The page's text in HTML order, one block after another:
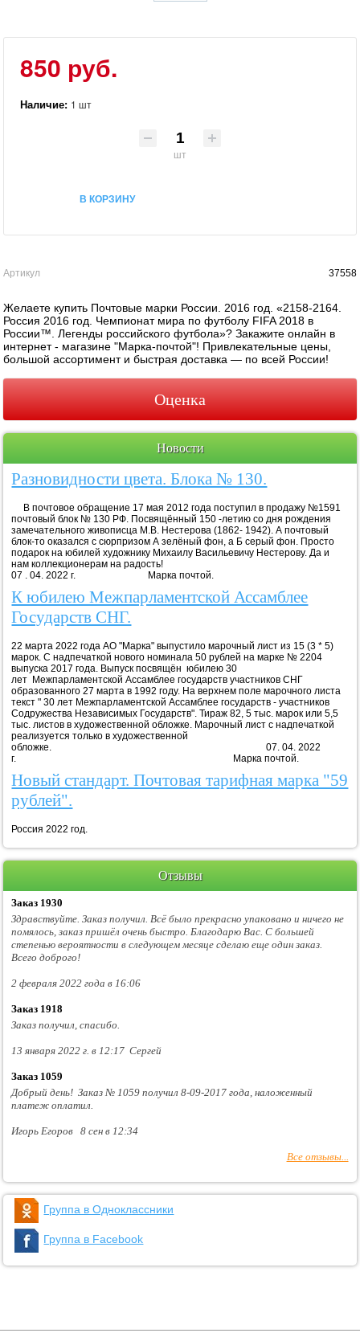
850 руб.
Наличие: 1 шт
шт
В КОРЗИНУ
Артикул 37558
Желаете купить Почтовые марки России. 2016 год. «2158-2164.
Россия 2016 год. Чемпионат мира по футболу FIFA 2018 в
России™. Легенды российского футбола»? Закажите онлайн в
интернет - магазине "Марка-почтой"! Привлекательные цены,
большой ассортимент и быстрая доставка — по всей России!
Оценка
Новости
Разновидности цвета. Блока № 130.
В почтовое обращение 17 мая 2012 года поступил в продажу №1591
почтовый блок № 130 РФ. Посвящённый 150 -летию со дня рождения
замечательного живописца М.В. Нестерова (1862- 1942). А почтовый
блок-то оказался с сюрпризом А зелёный фон, а Б серый фон. Просто
подарок на юбилей художнику Михаилу Васильевичу Нестерову. Да и
нам коллекционерам на радость!
07 . 04. 2022 г. Марка почтой.
К юбилею Межпарламентской Ассамблее
Государств СНГ.
22 марта 2022 года АО "Марка" выпустило марочный лист из 15 (3 * 5)
марок. С надпечаткой нового номинала 50 рублей на марке № 2204
выпуска 2017 года. Выпуск посвящён юбилею 30
лет Межпарламентской Ассамблее государств участников СНГ
образованного 27 марта в 1992 году. На верхнем поле марочного листа
текст " 30 лет Межпарламентской Ассамблее государств - участников
Содружества Независимых Государств". Тираж 82, 5 тыс. марок или 5,5
тыс. листов в художественной обложке. Марочный лист с надпечаткой
реализуется только в художественной
обложке. 07. 04. 2022
г. Марка почтой.
Новый стандарт. Почтовая тарифная марка "59
рублей".
Россия 2022 год.
Отзывы
Заказ 1930
Здравствуйте. Заказ получил. Всё было прекрасно упаковано и ничего не
помялось, заказ пришёл очень быстро. Благодарю Вас. С большей
степенью вероятности в следующем месяце сделаю еще один заказ.
Всего доброго!
2 февраля 2022 года в 16:06
Заказ 1918
Заказ получил, спасибо.
13 января 2022 г. в 12:17 Сергей
Заказ 1059
Добрый день! Заказ № 1059 получил 8-09-2017 года, наложенный
платеж оплатил.
Игорь Егоров 8 сен в 12:34
Все отзывы...
Группа в Одноклассники
Группа в Facebook